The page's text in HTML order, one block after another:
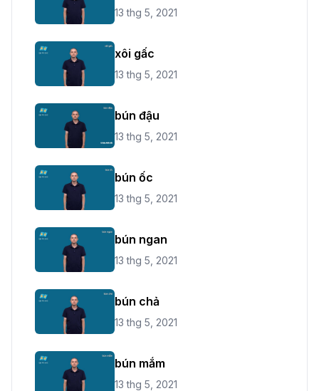
13 thg 5, 2021
xôi gấc
13 thg 5, 2021
bún đậu
13 thg 5, 2021
bún ốc
13 thg 5, 2021
bún ngan
13 thg 5, 2021
bún chả
13 thg 5, 2021
bún mắm
13 thg 5, 2021